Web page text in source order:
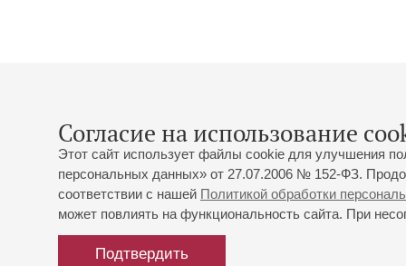
Согласие на использование
Этот сайт использует файлы cookie для улучшения
персональных данных» от 27.07.2006 № 152-ФЗ.
соответствии с нашей Политикой обработки
может повлиять на функциональность сайта. При
Подтвердить